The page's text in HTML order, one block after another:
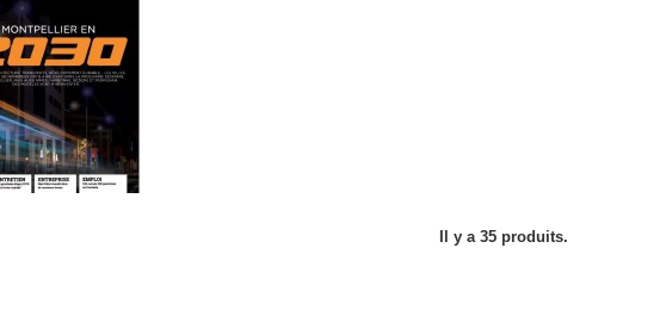
Il y a 35 produits.